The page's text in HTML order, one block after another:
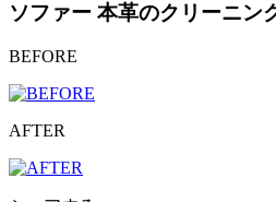
ソファー 本革のクリーニン
BEFORE
AFTER